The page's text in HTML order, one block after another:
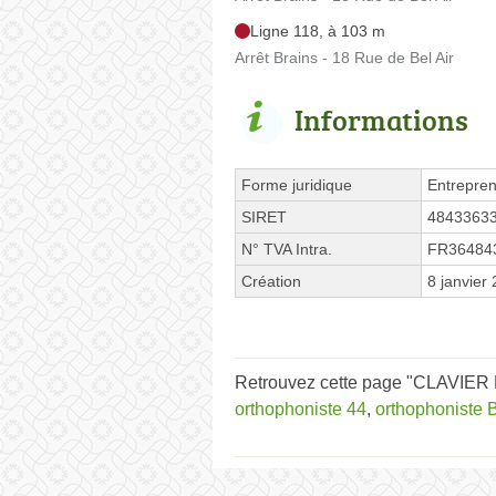
Ligne 118, à 103 m
Arrêt Brains - 18 Rue de Bel Air
Informations
Forme juridique
SIRET
N° TVA Intra.
Création
8 janvier
Retrouvez cette page
orthophoniste 44, orthophoniste